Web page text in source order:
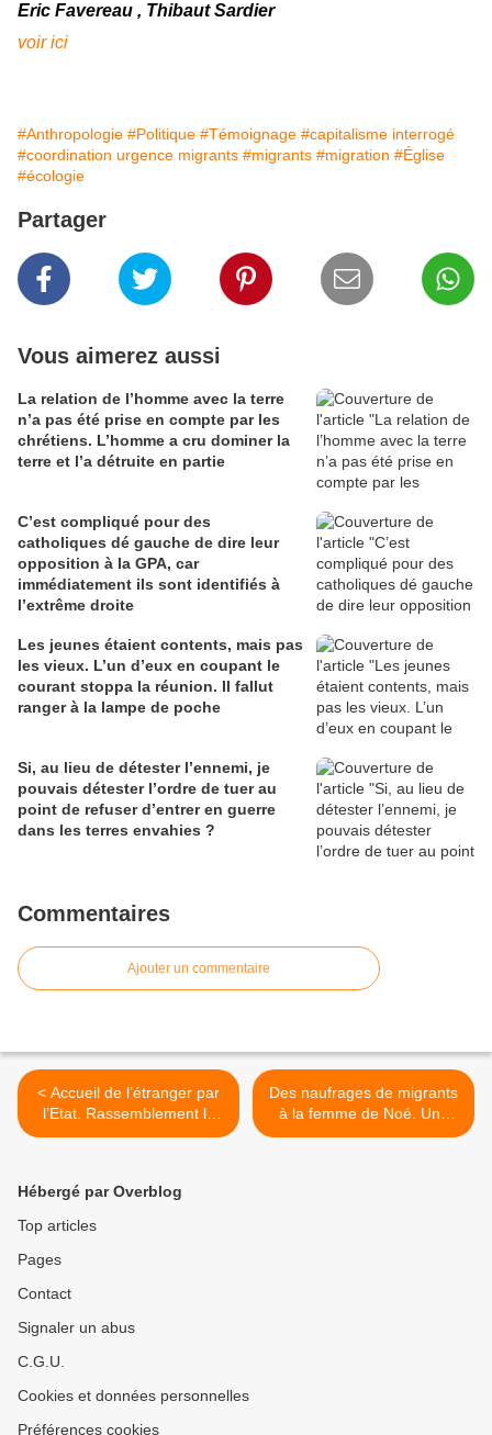
Eric Favereau , Thibaut Sardier
voir ici
#Anthropologie #Politique #Témoignage #capitalisme interrogé
#coordination urgence migrants #migrants #migration #Église
#écologie
Partager
Vous aimerez aussi
La relation de l’homme avec la terre
n’a pas été prise en compte par les
chrétiens. L’homme a cru dominer la
terre et l’a détruite en partie
C’est compliqué pour des
catholiques dé gauche de dire leur
opposition à la GPA, car
immédiatement ils sont identifiés à
l’extrême droite
Les jeunes étaient contents, mais pas
les vieux. L’un d’eux en coupant le
courant stoppa la réunion. Il fallut
ranger à la lampe de poche
Si, au lieu de détester l’ennemi, je
pouvais détester l’ordre de tuer au
point de refuser d’entrer en guerre
dans les terres envahies ?
Commentaires
Ajouter un commentaire
< Accueil de l’étranger par
l’Etat. Rassemblement le
vendredi 8 février de 8h à
Molière à Lyon
Des naufrages de migrants
à la femme de Noé. Une
figure tutélaire puisqu'aux
Hébergé par Overblog
Top articles
Pages
Contact
Signaler un abus
C.G.U.
Cookies et données personnelles
Préférences cookies